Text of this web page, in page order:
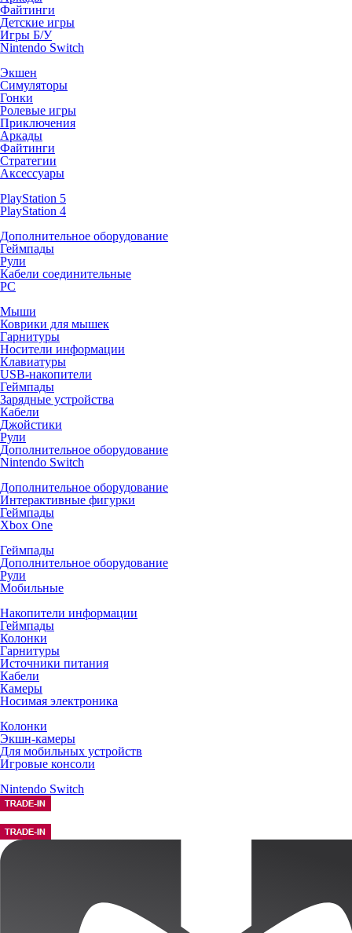
Файтинги
Детские игры
Игры Б/У
Nintendo Switch
Экшен
Симуляторы
Гонки
Ролевые игры
Приключения
Аркады
Файтинги
Стратегии
Аксессуары
PlayStation 5
PlayStation 4
Дополнительное оборудование
Геймпады
Рули
Кабели соединительные
PC
Мыши
Коврики для мышек
Гарнитуры
Носители информации
Клавиатуры
USB-накопители
Геймпады
Зарядные устройства
Кабели
Джойстики
Рули
Дополнительное оборудование
Nintendo Switch
Дополнительное оборудование
Интерактивные фигурки
Геймпады
Xbox One
Геймпады
Дополнительное оборудование
Рули
Мобильные
Накопители информации
Геймпады
Колонки
Гарнитуры
Источники питания
Кабели
Камеры
Носимая электроника
Колонки
Экшн-камеры
Для мобильных устройств
Игровые консоли
Nintendo Switch